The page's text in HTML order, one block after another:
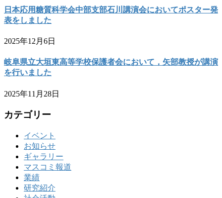
日本応用糖質科学会中部支部石川講演会においてポスター発
表をしました
2025年12月6日
岐阜県立大垣東高等学校保護者会において，矢部教授が講演
を行いました
2025年11月28日
カテゴリー
イベント
お知らせ
ギャラリー
マスコミ報道
業績
研究紹介